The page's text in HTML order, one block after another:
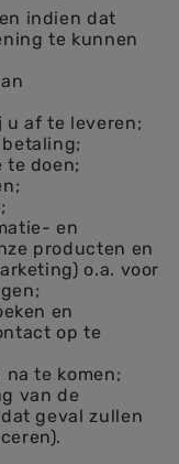
indien dat
te kunnen
u af te leveren;
te doen;
en
producten en
o.a. voor
en
op te
te komen;
van de
geval zullen